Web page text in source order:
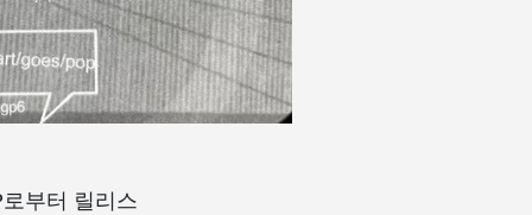
부터 릴리스